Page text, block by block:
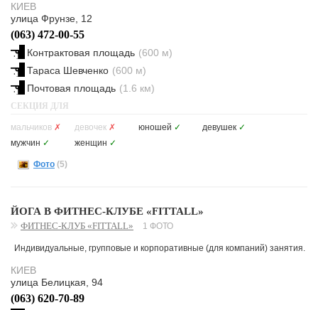
КИЕВ
улица Фрунзе, 12
(063) 472-00-55
Контрактовая площадь (600 м)
Тараса Шевченко (600 м)
Почтовая площадь (1.6 км)
СЕКЦИЯ ДЛЯ
мальчиков ✗ девочек ✗ юношей ✓ девушек ✓
мужчин ✓ женщин ✓
Фото (5)
ЙОГА В ФИТНЕС-КЛУБЕ «FITTALL»
ФИТНЕС-КЛУБ «FITTALL» 1 ФОТО
Индивидуальные, групповые и корпоративные (для компаний) занятия.
КИЕВ
улица Белицкая, 94
(063) 620-70-89